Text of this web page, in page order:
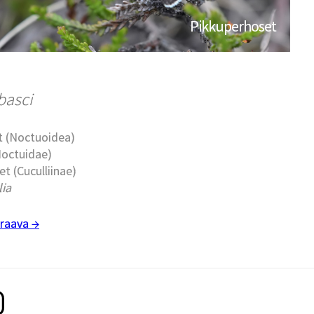
Pikkuperhoset
(Noctuoidea)
(Cuculliinae)
→